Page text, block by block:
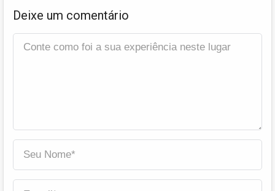
Deixe um comentário